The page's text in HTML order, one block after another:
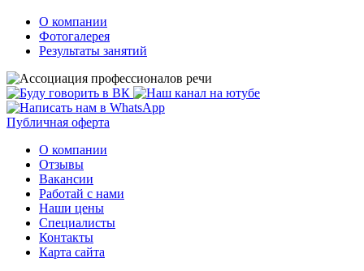
О компании
Фотогалерея
Результаты занятий
Публичная оферта
О компании
Отзывы
Вакансии
Работай с нами
Наши цены
Специалисты
Контакты
Карта сайта